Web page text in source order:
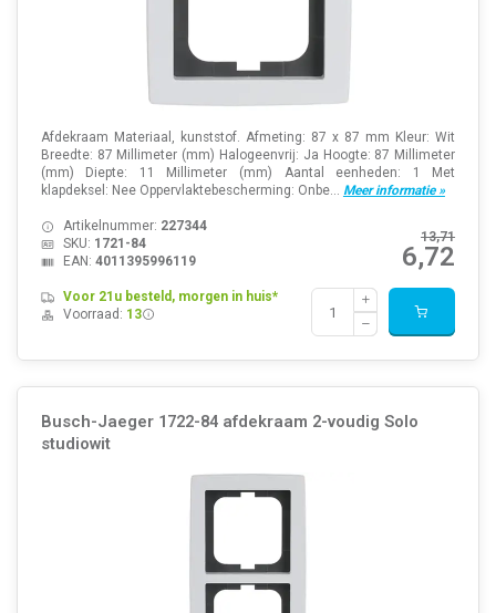
Afdekraam Materiaal, kunststof. Afmeting: 87 x 87 mm Kleur: Wit
Breedte: 87 Millimeter (mm) Halogeenvrij: Ja Hoogte: 87 Millimeter
(mm) Diepte: 11 Millimeter (mm) Aantal eenheden: 1 Met
klapdeksel: Nee Oppervlaktebescherming: Onbe... Meer informatie »
13,71
6,72
Artikelnummer: 227344
SKU: 1721-84
EAN: 4011395996119
Voor 21u besteld, morgen in huis*
Voorraad: 13
Busch-Jaeger 1722-84 afdekraam 2-voudig Solo
studiowit